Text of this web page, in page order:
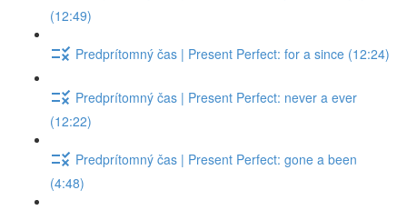
(12:49)
Predprítomný čas | Present Perfect: for a since (12:24)
Predprítomný čas | Present Perfect: never a ever
(12:22)
Predprítomný čas | Present Perfect: gone a been
(4:48)